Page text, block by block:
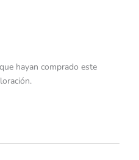
hayan comprado este